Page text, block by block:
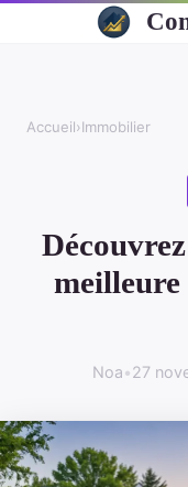
Accueil›Immobilier
Noa•27